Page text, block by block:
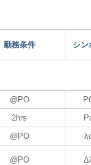
勤務条件 シン
@PO
2hrs
@PO
@PO